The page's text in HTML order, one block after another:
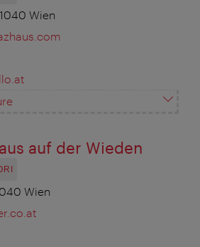
Wien
auf der Wieden
Wien